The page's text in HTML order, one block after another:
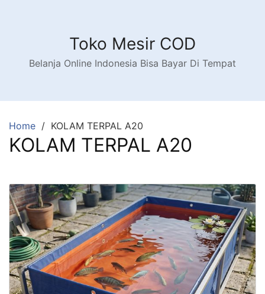
Toko Mesir COD
Belanja Online Indonesia Bisa Bayar Di Tempat
Home KOLAM TERPAL A20
KOLAM TERPAL A20